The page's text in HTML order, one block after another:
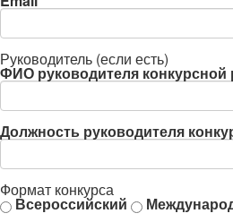
Руководитель (если есть)
ФИО руководителя конкурсной
Должность руководителя
Формат конкурса
Всероссийский